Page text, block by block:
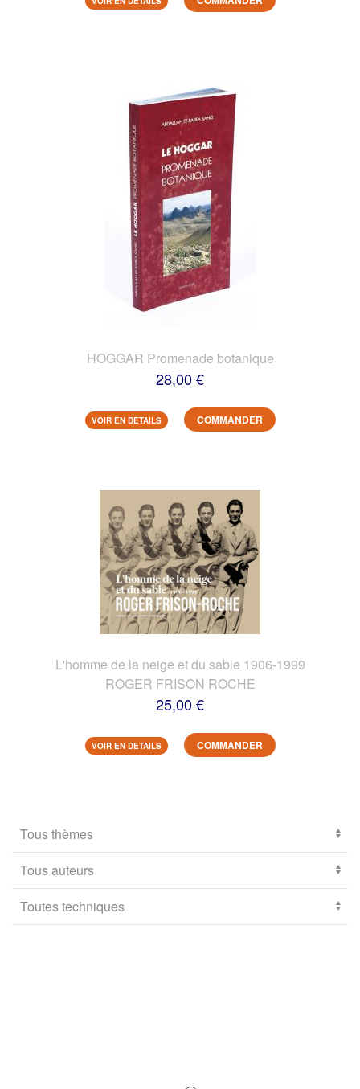
HOGGAR Promenade botanique
28,00 €
VOIR EN DETAILS COMMANDER
L'homme de la neige et du sable 1906-1999
ROGER FRISON ROCHE
25,00 €
VOIR EN DETAILS COMMANDER